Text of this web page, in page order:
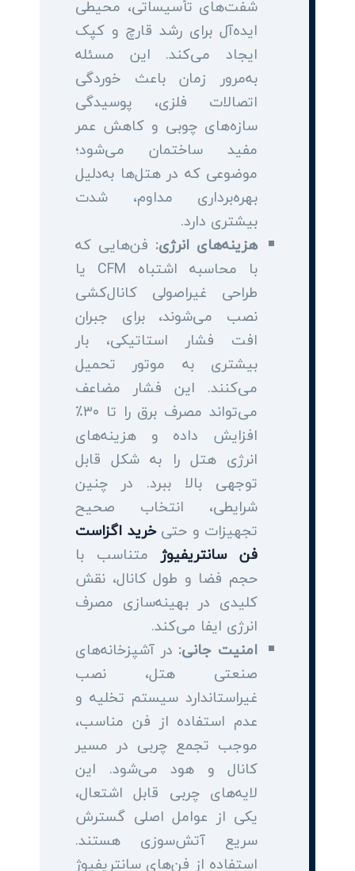
شفت‌های تأسیساتی، محیطی
ایده‌آل برای رشد قارچ و کپک
ایجاد می‌کند. این مسئله
به‌مرور زمان باعث خوردگی
اتصالات فلزی، پوسیدگی
سازه‌های چوبی و کاهش عمر
مفید ساختمان می‌شود؛
موضوعی که در هتل‌ها به‌دلیل
بهره‌برداری مداوم، شدت
بیشتری دارد.
هزینه‌های انرژی: فن‌هایی که
با محاسبه اشتباه CFM یا
طراحی غیراصولی کانال‌کشی
نصب می‌شوند، برای جبران
افت فشار استاتیکی، بار
بیشتری به موتور تحمیل
می‌کنند. این فشار مضاعف
می‌تواند مصرف برق را تا ۳۰٪
افزایش داده و هزینه‌های
انرژی هتل را به شکل قابل
توجهی بالا ببرد. در چنین
شرایطی، انتخاب صحیح
تجهیزات و حتیخرید اگزاست
فن سانتریفیوژمتناسب با
حجم فضا و طول کانال، نقش
کلیدی در بهینه‌سازی مصرف
انرژی ایفا می‌کند.
امنیت جانی: در آشپزخانه‌های
صنعتی هتل، نصب
غیراستاندارد سیستم تخلیه و
عدم استفاده از فن مناسب،
موجب تجمع چربی در مسیر
کانال و هود می‌شود. این
لایه‌های چربی قابل اشتعال،
یکی از عوامل اصلی گسترش
سریع آتش‌سوزی هستند.
استفاده از فن‌های سانتریفیوژ